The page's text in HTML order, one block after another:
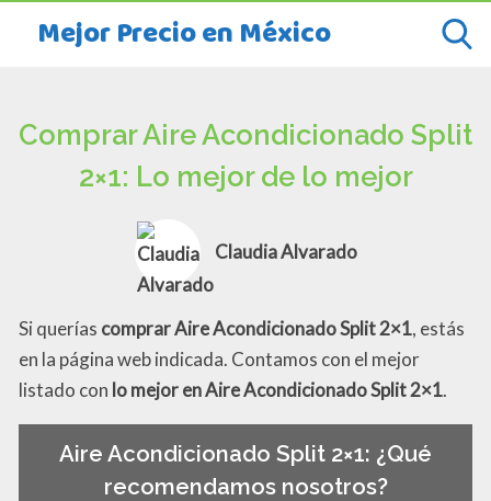
Mejor Precio en México
Comprar Aire Acondicionado Split
2×1: Lo mejor de lo mejor
Claudia Alvarado
Si querías comprar Aire Acondicionado Split 2×1, estás
en la página web indicada. Contamos con el mejor
listado con lo mejor en Aire Acondicionado Split 2×1.
Aire Acondicionado Split 2×1: ¿Qué
recomendamos nosotros?